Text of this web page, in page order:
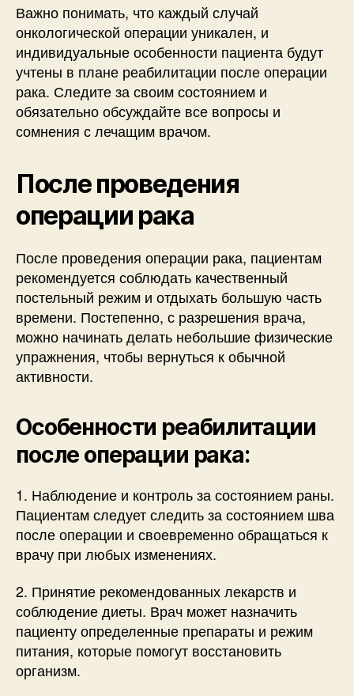
Важно понимать, что каждый случай
онкологической операции уникален, и
индивидуальные особенности пациента будут
учтены в плане реабилитации после операции
рака. Следите за своим состоянием и
обязательно обсуждайте все вопросы и
сомнения с лечащим врачом.
После проведения
операции рака
После проведения операции рака, пациентам
рекомендуется соблюдать качественный
постельный режим и отдыхать большую часть
времени. Постепенно, с разрешения врача,
можно начинать делать небольшие физические
упражнения, чтобы вернуться к обычной
активности.
Особенности реабилитации
после операции рака:
1. Наблюдение и контроль за состоянием раны.
Пациентам следует следить за состоянием шва
после операции и своевременно обращаться к
врачу при любых изменениях.
2. Принятие рекомендованных лекарств и
соблюдение диеты. Врач может назначить
пациенту определенные препараты и режим
питания, которые помогут восстановить
организм.